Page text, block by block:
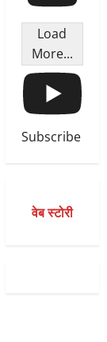
Load
More...
Subscribe
वेब स्टोरी